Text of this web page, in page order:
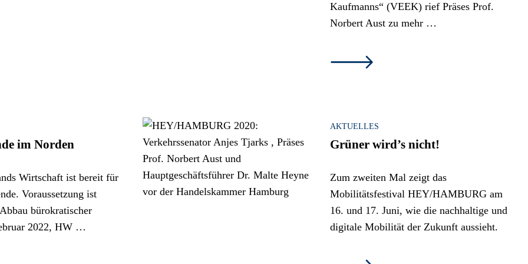
Kaufmanns“ (VEEK) rief Präses Prof.
Norbert Aust zu mehr …
im Norden
Wirtschaft ist bereit für
Voraussetzung ist
bürokratischer
2022, HW …
AKTUELLES
Grüner wird’s nicht!
Zum zweiten Mal zeigt das
Mobilitätsfestival HEY/HAMBURG am
16. und 17. Juni, wie die nachhaltige und
digitale Mobilität der Zukunft aussieht.